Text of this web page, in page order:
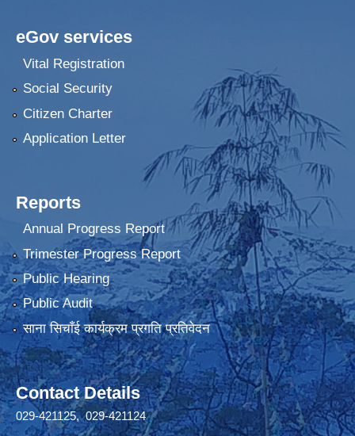
eGov services
Vital Registration
Social Security
Citizen Charter
Application Letter
Reports
Annual Progress Report
Trimester Progress Report
Public Hearing
Public Audit
साना सिचाँई कार्यक्रम प्रगति प्रतिवेदन
Contact Details
029-421125, 029-421124